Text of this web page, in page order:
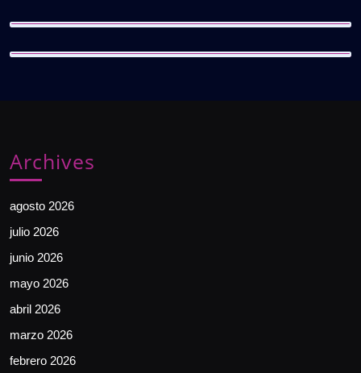
Archives
agosto 2026
julio 2026
junio 2026
mayo 2026
abril 2026
marzo 2026
febrero 2026